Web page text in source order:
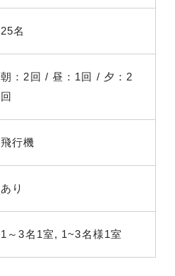
25名
朝：2回 / 昼：1回 / 夕：2
回
飛行機
あり
1～3名1室, 1~3名様1室